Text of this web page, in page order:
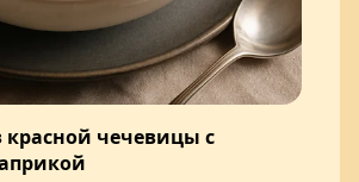
красной чечевицы с